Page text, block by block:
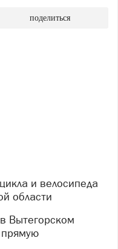
поделиться
области